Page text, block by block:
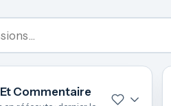
Commentaire